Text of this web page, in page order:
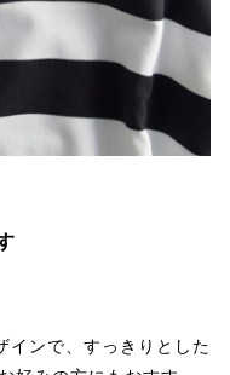
インで、すっきりとした